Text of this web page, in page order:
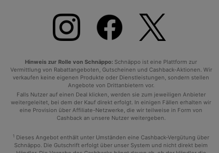
Hinweis zur Rolle von Schnäppo: Schnäppo ist eine Plattform zur
Vermittlung von Rabattangeboten, Gutscheinen und Cashback-Aktionen. Wir
verkaufen keine eigenen Produkte oder Dienstleistungen, sondern stellen
Angebote von Drittanbietern vor.
Falls Nutzer auf einen Deal klicken, werden sie zum jeweiligen Anbieter
weitergeleitet, bei dem der Kauf direkt erfolgt. In einigen Fällen erhalten wir
eine Provision über Affiliate-Netzwerke, die wir teilweise in Form von
Cashback an unsere Nutzer weitergeben.
1 Dieses Angebot enthält unter Umständen eine Cashback-Vergütung über
Schnäppo. Die Gutschrift erfolgt über unser System und nicht direkt beim